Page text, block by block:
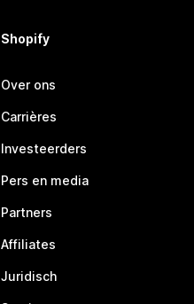
Shopify
Over ons
Carrières
Investeerders
Pers en media
Partners
Affiliates
Juridisch